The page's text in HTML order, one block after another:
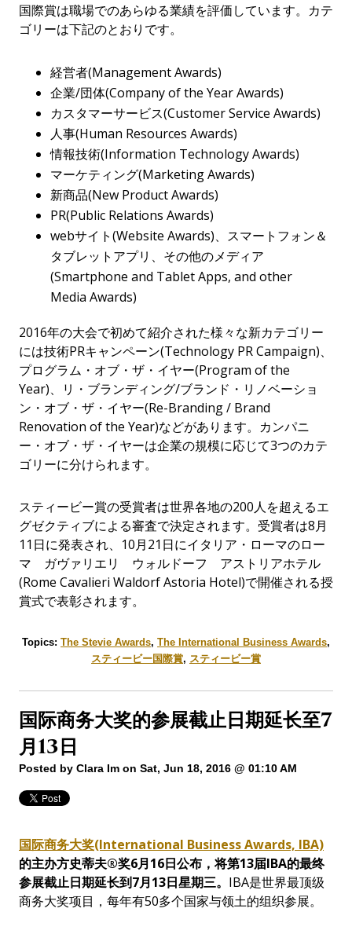
国際賞は職場でのあらゆる業績を評価しています。カテ
ゴリーは下記のとおりです。
経営者(Management Awards)
企業/団体(Company of the Year Awards)
カスタマーサービス(Customer Service Awards)
人事(Human Resources Awards)
情報技術(Information Technology Awards)
マーケティング(Marketing Awards)
新商品(New Product Awards)
PR(Public Relations Awards)
webサイト(Website Awards)、スマートフォン＆
タブレットアプリ、その他のメディア
(Smartphone and Tablet Apps, and other
Media Awards)
2016年の大会で初めて紹介された様々な新カテゴリー
には技術PRキャンペーン(Technology PR Campaign)、
プログラム・オブ・ザ・イヤー(Program of the
Year)、リ・ブランディング/ブランド・リノベーショ
ン・オブ・ザ・イヤー(Re-Branding / Brand
Renovation of the Year)などがあります。カンパニ
ー・オブ・ザ・イヤーは企業の規模に応じて3つのカテ
ゴリーに分けられます。
スティービー賞の受賞者は世界各地の200人を超えるエ
グゼクティブによる審査で決定されます。受賞者は8月
11日に発表され、10月21日にイタリア・ローマのロー
マ ガヴァリエリ ウォルドーフ アストリアホテル
(Rome Cavalieri Waldorf Astoria Hotel)で開催される授
賞式で表彰されます。
Topics: The Stevie Awards, The International Business Awards,
スティービー国際賞, スティービー賞
国际商务大奖的参展截止日期延长至7
月13日
Posted by Clara Im on Sat, Jun 18, 2016 @ 01:10 AM
国际商务大奖(International Business Awards, IBA)
的主办方史蒂夫®奖6月16日公布，将第13届IBA的最终
参展截止日期延长到7月13日星期三。 IBA是世界最顶级
商务大奖项目，每年有50多个国家与领土的组织参展。